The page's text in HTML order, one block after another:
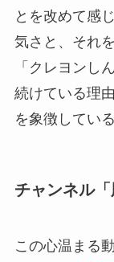
とを改めて感
気さと、それ
「クレヨンし
続けている理
を象徴してい
チャンネル
この心温まる